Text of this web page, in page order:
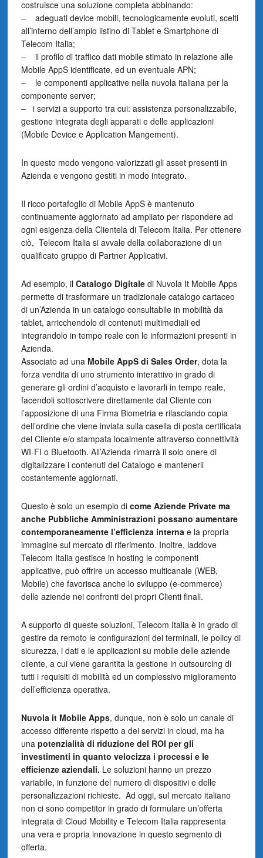
costruisce una soluzione completa abbinando:
– adeguati device mobili, tecnologicamente evoluti, scelti
all’interno dell’ampio listino di Tablet e Smartphone di
Telecom Italia;
– il profilo di traffico dati mobile stimato in relazione alle
Mobile AppS identificate, ed un eventuale APN;
– le componenti applicative nella nuvola italiana per la
componente server;
– i servizi a supporto tra cui: assistenza personalizzabile,
gestione integrata degli apparati e delle applicazioni
(Mobile Device e Application Mangement).
In questo modo vengono valorizzati gli asset presenti in
Azienda e vengono gestiti in modo integrato.
Il ricco portafoglio di Mobile AppS è mantenuto
continuamente aggiornato ad ampliato per rispondere ad
ogni esigenza della Clientela di Telecom Italia. Per ottenere
ciò, Telecom Italia si avvale della collaborazione di un
qualificato gruppo di Partner Applicativi.
Ad esempio, il Catalogo Digitale di Nuvola It Mobile Apps
permette di trasformare un tradizionale catalogo cartaceo
di un’Azienda in un catalogo consultabile in mobilità da
tablet, arricchendolo di contenuti multimediali ed
integrandolo in tempo reale con le informazioni presenti in
Azienda.
Associato ad una Mobile AppS di Sales Order, dota la
forza vendita di uno strumento interattivo in grado di
generare gli ordini d’acquisto e lavorarli in tempo reale,
facendoli sottoscrivere direttamente dal Cliente con
l’apposizione di una Firma Biometria e rilasciando copia
dell’ordine che viene inviata sulla casella di posta certificata
del Cliente e/o stampata localmente attraverso connettività
WI-FI o Bluetooth. All’Azienda rimarrà il solo onere di
digitalizzare i contenuti del Catalogo e mantenerli
costantemente aggiornati.
Questo è solo un esempio di come Aziende Private ma
anche Pubbliche Amministrazioni possano aumentare
contemporaneamente l’efficienza interna e la propria
immagine sul mercato di riferimento. Inoltre, laddove
Telecom Italia gestisce in hosting le componenti
applicative, può offrire un accesso multicanale (WEB,
Mobile) che favorisca anche lo sviluppo (e-commerce)
delle aziende nei confronti dei propri Clienti finali.
A supporto di queste soluzioni, Telecom Italia è in grado di
gestire da remoto le configurazioni dei terminali, le policy di
sicurezza, i dati e le applicazioni su mobile delle aziende
cliente, a cui viene garantita la gestione in outsourcing di
tutti i requisiti di mobilità ed un complessivo miglioramento
dell’efficienza operativa.
Nuvola it Mobile Apps, dunque, non è solo un canale di
accesso differente rispetto a dei servizi in cloud, ma ha
una potenzialità di riduzione del ROI per gli
investimenti in quanto velocizza i processi e le
efficienze aziendali. Le soluzioni hanno un prezzo
variabile, in funzione del numero di dispositivi e delle
personalizzazioni richieste. Ad oggi, sul mercato italiano
non ci sono competitor in grado di formulare un’offerta
integrata di Cloud Mobility e Telecom Italia rappresenta
una vera e propria innovazione in questo segmento di
offerta.